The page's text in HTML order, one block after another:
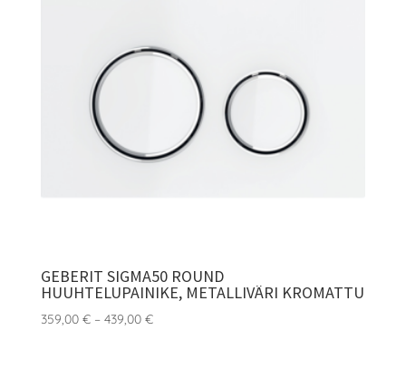
GEBERIT SIGMA50 ROUND
HUUHTELUPAINIKE, METALLIVÄRI KROMATTU
359,00 € – 439,00 €Hintaluokka: